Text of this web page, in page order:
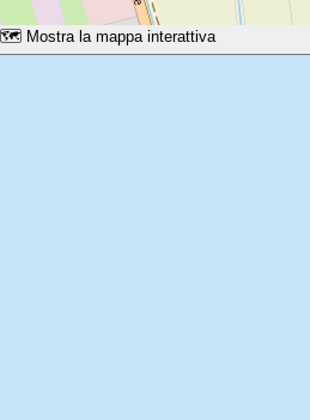
🗺️ Mostra la mappa interattiva